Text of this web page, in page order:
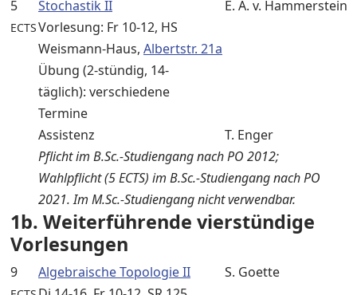
5
ECTS
Stochastik II
E. A. v. Hammerstein
Vorlesung: Fr 10-12, HS
Weismann-Haus, Albertstr. 21a
Übung (2-stündig, 14-
täglich): verschiedene
Termine
Assistenz
T. Enger
Pflicht im B.Sc.-Studiengang nach PO 2012;
Wahlpflicht (5 ECTS) im B.Sc.-Studiengang nach PO
2021. Im M.Sc.-Studiengang nicht verwendbar.
1b. Weiterführende vierstündige
Vorlesungen
9 Algebraische Topologie II
S. Goette